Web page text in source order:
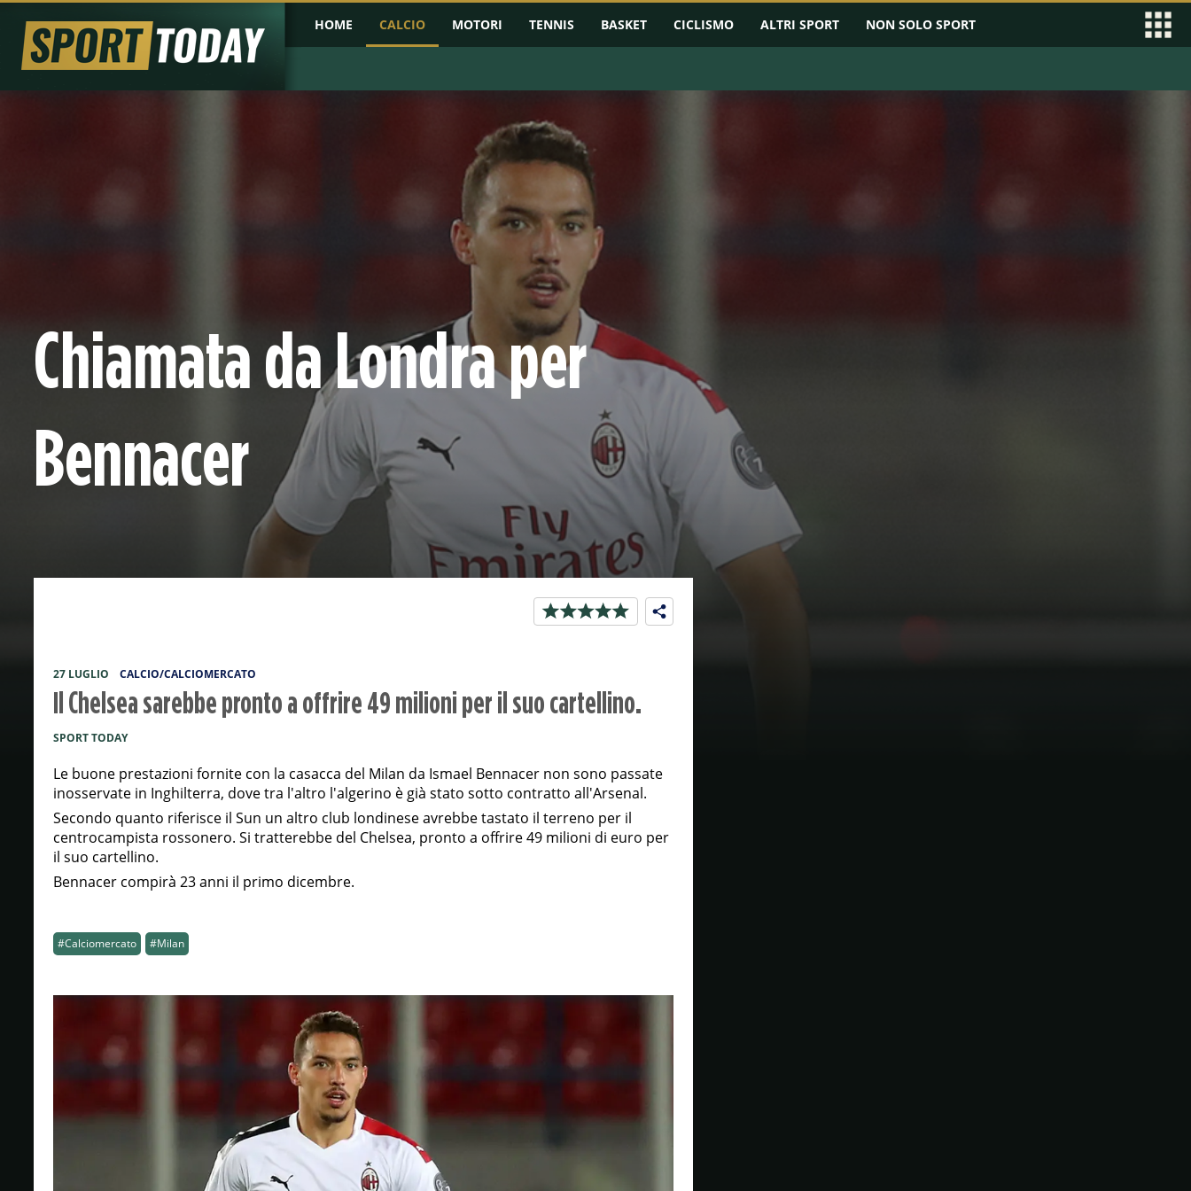
HOME CALCIO MOTORI TENNIS BASKET CICLISMO ALTRI SPORT NON SOLO SPORT
Chiamata da Londra per
Bennacer
27 LUGLIO CALCIO/CALCIOMERCATO
Il Chelsea sarebbe pronto a offrire 49 milioni per il suo cartellino.
SPORT TODAY
Le buone prestazioni fornite con la casacca del Milan da Ismael Bennacer non sono passate
inosservate in Inghilterra, dove tra l'altro l'algerino è già stato sotto contratto all'Arsenal.
Secondo quanto riferisce il Sun un altro club londinese avrebbe tastato il terreno per il
centrocampista rossonero. Si tratterebbe del Chelsea, pronto a offrire 49 milioni di euro per
il suo cartellino.
Bennacer compirà 23 anni il primo dicembre.
#Calciomercato #Milan